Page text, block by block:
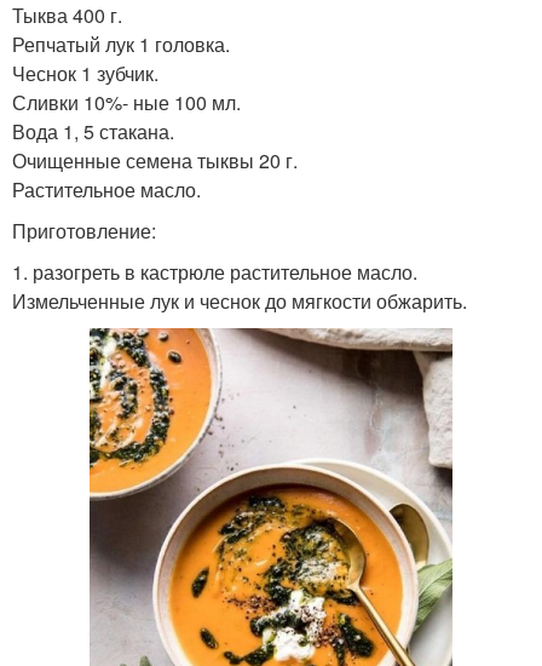
Тыква 400 г.
Репчатый лук 1 головка.
Чеснок 1 зубчик.
Сливки 10%- ные 100 мл.
Вода 1, 5 стакана.
Очищенные семена тыквы 20 г.
Растительное масло.
Приготовление:
1. разогреть в кастрюле растительное масло.
Измельченные лук и чеснок до мягкости обжарить.